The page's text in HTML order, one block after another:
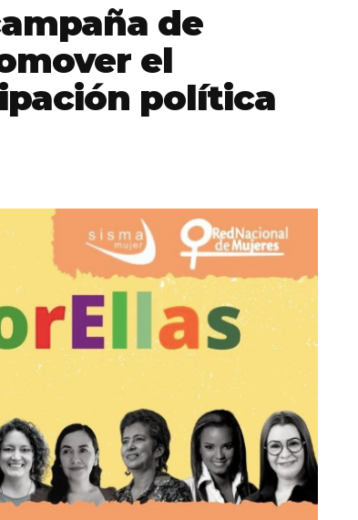
de
el
política
nuevo
y
Totó la Momposina: el
adiós a la gran
cantadora que llevó las
raíces colombianas al
mundo a través de su
música